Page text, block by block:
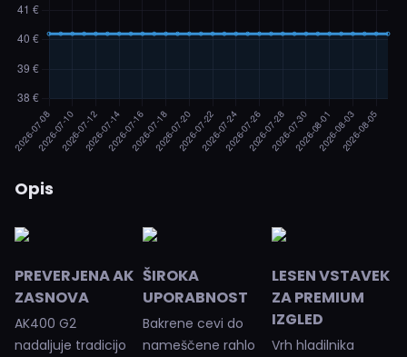
Opis
PREVERJENA AK
ZASNOVA
AK400 G2
nadaljuje tradicijo
ŠIROKA
UPORABNOST
Bakrene cevi do
nameščene rahlo
LESEN VSTAVEK
ZA PREMIUM
IZGLED
Vrh hladilnika